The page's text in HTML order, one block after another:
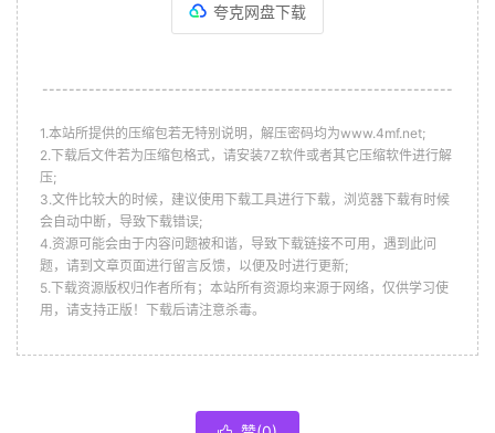
夸克网盘下载
--------------------------------------------------------------
1.本站所提供的压缩包若无特别说明，解压密码均为www.4mf.net;
2.下载后文件若为压缩包格式，请安装7Z软件或者其它压缩软件进行解
压;
3.文件比较大的时候，建议使用下载工具进行下载，浏览器下载有时候
会自动中断，导致下载错误;
4.资源可能会由于内容问题被和谐，导致下载链接不可用，遇到此问
题，请到文章页面进行留言反馈，以便及时进行更新;
5.下载资源版权归作者所有；本站所有资源均来源于网络，仅供学习使
用，请支持正版！下载后请注意杀毒。